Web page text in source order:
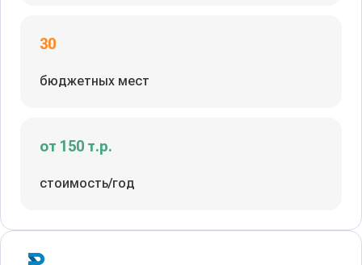
30
бюджетных мест
от 150 т.р.
стоимость/год